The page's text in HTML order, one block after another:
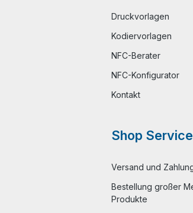
Druckvorlagen
Kodiervorlagen
NFC-Berater
NFC-Konfigurator
Kontakt
Shop Service
Versand und
Bestellung großer
Produkte